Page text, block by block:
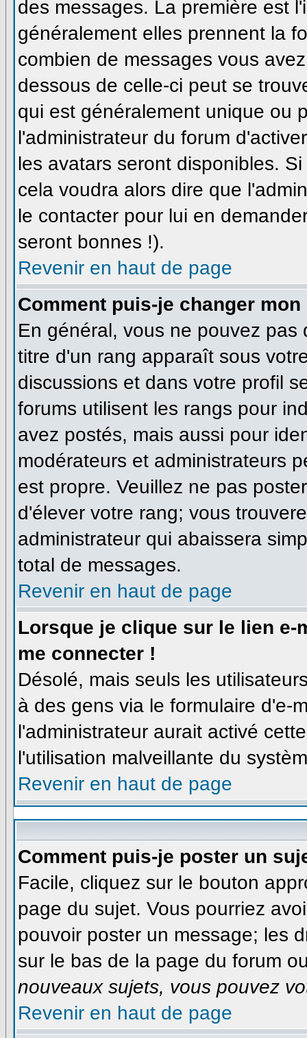
des messages. La première est
généralement elles prennent la
combien de messages vous
dessous de celle-ci peut se
qui est généralement unique ou
l'administrateur du forum
les avatars seront disponibles.
cela voudra alors dire que
le contacter pour lui en
seront bonnes !).
Revenir en haut de page
Comment puis-je changer mon
En général, vous ne pouvez
titre d'un rang apparaît sous
discussions et dans votre profil
forums utilisent les rangs pour
avez postés, mais aussi pour
modérateurs et administrateurs
est propre. Veuillez ne pas
d'élever votre rang; vous
administrateur qui abaissera
total de messages.
Revenir en haut de page
Lorsque je clique sur le lien e-
me connecter !
Désolé, mais seuls les
à des gens via le formulaire d'e-
l'administrateur aurait activé
l'utilisation malveillante du
Revenir en haut de page
Comment puis-je poster un
Facile, cliquez sur le bouton
page du sujet. Vous pourriez
pouvoir poster un message; les
sur le bas de la page du forum
nouveaux sujets, vous pouvez
Revenir en haut de page